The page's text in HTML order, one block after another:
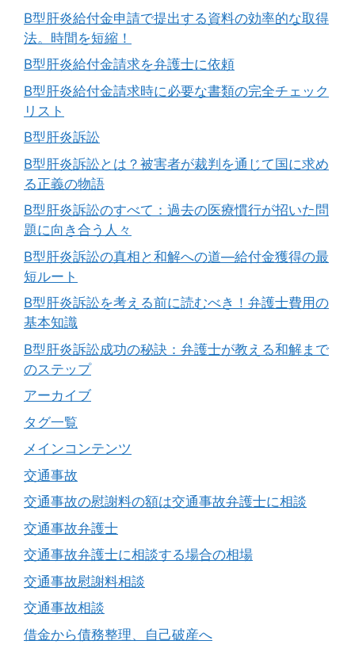
B型肝炎給付金申請で提出する資料の効率的な取得
法。時間を短縮！
B型肝炎給付金請求を弁護士に依頼
B型肝炎給付金請求時に必要な書類の完全チェック
リスト
B型肝炎訴訟
B型肝炎訴訟とは？被害者が裁判を通じて国に求め
る正義の物語
B型肝炎訴訟のすべて：過去の医療慣行が招いた問
題に向き合う人々
B型肝炎訴訟の真相と和解への道―給付金獲得の最
短ルート
B型肝炎訴訟を考える前に読むべき！弁護士費用の
基本知識
B型肝炎訴訟成功の秘訣：弁護士が教える和解まで
のステップ
アーカイブ
タグ一覧
メインコンテンツ
交通事故
交通事故の慰謝料の額は交通事故弁護士に相談
交通事故弁護士
交通事故弁護士に相談する場合の相場
交通事故慰謝料相談
交通事故相談
借金から債務整理、自己破産へ